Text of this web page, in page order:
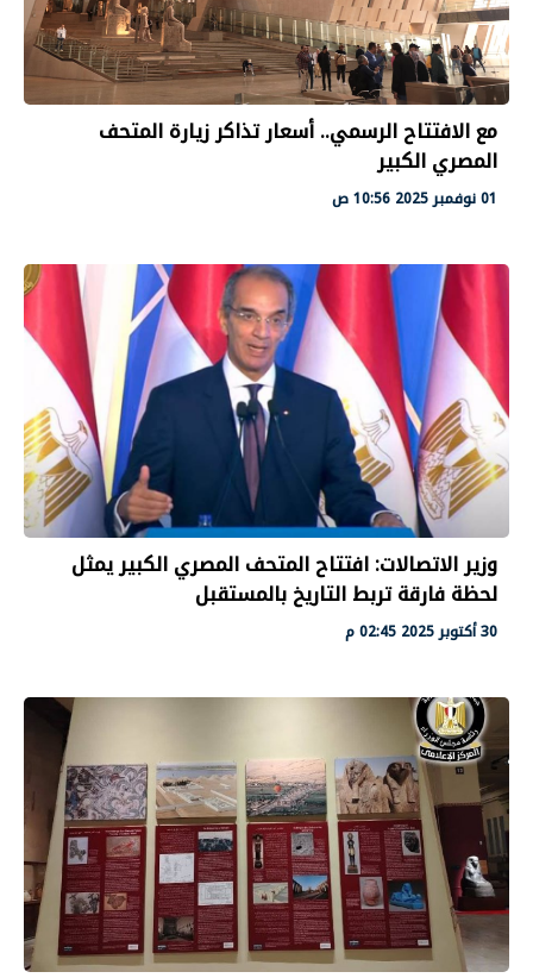
مع الافتتاح الرسمي.. أسعار تذاكر زيارة المتحف
المصري الكبير
01 نوفمبر 2025 10:56 ص
وزير الاتصالات: افتتاح المتحف المصري الكبير يمثل
لحظة فارقة تربط التاريخ بالمستقبل
30 أكتوبر 2025 02:45 م